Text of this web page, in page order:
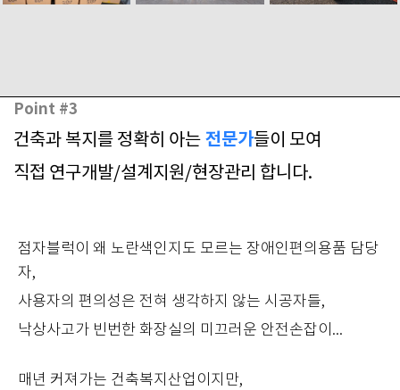
Point #3
건축과 복지를 정확히 아는 전문가들이 모여
직접 연구개발/설계지원/현장관리 합니다.
점자블럭이 왜 노란색인지도 모르는 장애인편의용품 담당
자,
사용자의 편의성은 전혀 생각하지 않는 시공자들,
낙상사고가 빈번한 화장실의 미끄러운 안전손잡이...
매년 커져가는 건축복지산업이지만,